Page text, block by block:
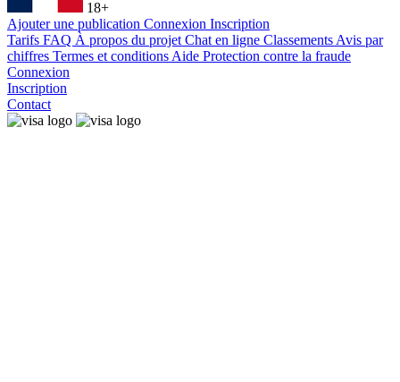
18+
Ajouter une publication Connexion Inscription
Tarifs FAQ À propos du projet Chat en ligne Classements Avis par
chiffres Termes et conditions Aide Protection contre la fraude
Connexion
Inscription
Contact